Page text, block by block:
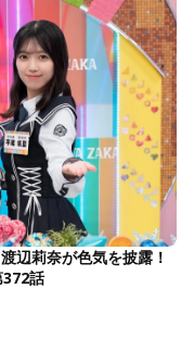
辺莉奈が色気を披露！
372話